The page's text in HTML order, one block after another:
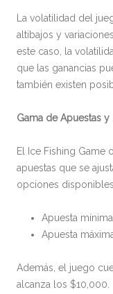
La volatilidad del
altibajos y
este caso, la
que las ganancias
también existen
Gama de Apuestas
El Ice Fishing Game
apuestas que se
opciones
Apuesta
Apuesta
Además, el juego
alcanza los $10,000.